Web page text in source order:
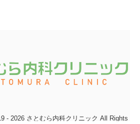
- 2026 さとむら内科クリニック All Rights